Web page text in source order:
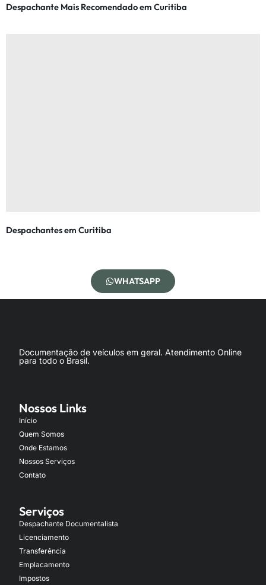
Despachante Mais Recomendado em Curitiba
Despachantes em Curitiba
WHATSAPP
Documentação de veículos em geral. Atendimento Online
para todo o Brasil.
Nossos Links
Início
Quem Somos
Onde Estamos
Nossos Serviços
Contato
Serviços
Despachante Documentalista
Licenciamento
Transferência
Emplacamento
Impostos